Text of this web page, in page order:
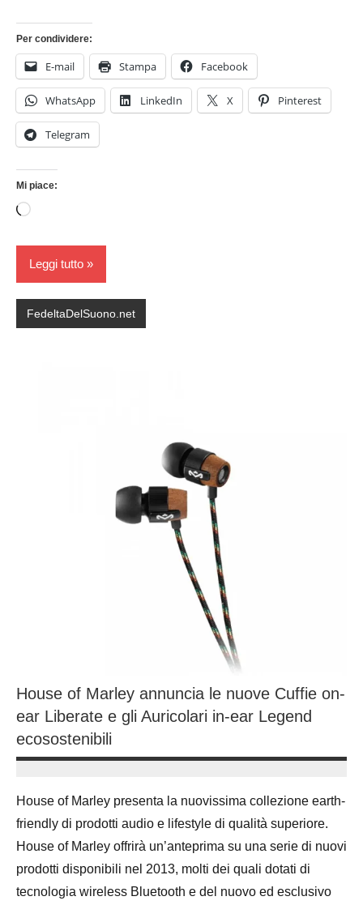
Per condividere:
E-mail Stampa Facebook
WhatsApp LinkedIn X Pinterest
Telegram
Mi piace:
Caricamento
corso…
Leggi tutto
FedeltaDelSuono.net
House of Marley annuncia le nuove Cuffie on-
ear Liberate e gli Auricolari in-ear Legend
ecosostenibili
Novembre
2016
Bassanelli
House of Marley presenta la nuovissima collezione earth-
friendly di prodotti audio e lifestyle di qualità superiore.
House of Marley offrirà un’anteprima su una serie di nuovi
prodotti disponibili nel 2013, molti dei quali dotati di
tecnologia wireless Bluetooth e del nuovo ed esclusivo